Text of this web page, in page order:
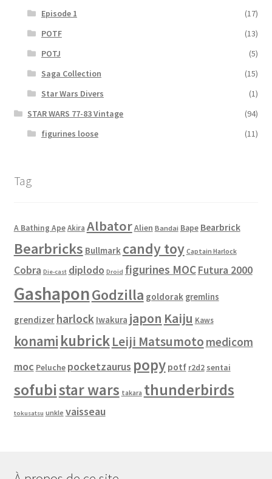
Episode 1
(17)
POTF
(13)
POTJ
(5)
Saga Collection
(15)
Star Wars Divers
(1)
STAR WARS 77-83 Vintage
(94)
figurines loose
(11)
Tag
A Bathing Ape Akira AlbatorAlien Bandai Bape Bearbrick
Bearbricks Bullmark candy toy Captain Harlock
Cobra Die-cast diplodo Droid figurines MOCFutura 2000
GashaponGodzilla goldorak gremlins
grendizer harlock Iwakura japon Kaiju Kaws
konami kubrickLeiji Matsumoto medicom
moc Peluche pocketzaurus popy potf r2d2 sentai
sofubistar wars takara thunderbirds
tokusatsu unkle vaisseau